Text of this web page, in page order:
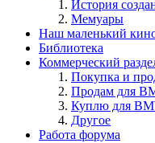
История
Мемуары
Наш маленький
Библиотека
Коммерческий
Покупка и
Продам для
Куплю для
Другое
Работа форума